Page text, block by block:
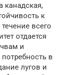
канадская,
к
всего
отдается
и
в
лугов и